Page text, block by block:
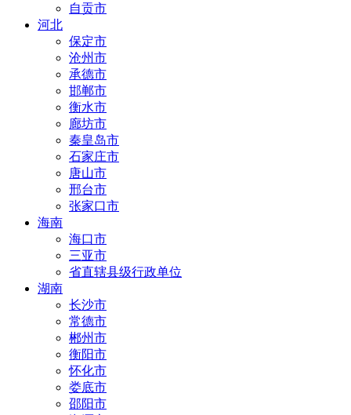
自贡市
河北
保定市
沧州市
承德市
邯郸市
衡水市
廊坊市
秦皇岛市
石家庄市
唐山市
邢台市
张家口市
海南
海口市
三亚市
省直辖县级行政单位
湖南
长沙市
常德市
郴州市
衡阳市
怀化市
娄底市
邵阳市